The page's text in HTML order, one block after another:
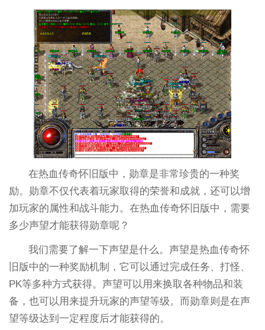
在热血传奇怀旧版中，勋章是非常珍贵的一种奖
励。勋章不仅代表着玩家取得的荣誉和成就，还可以增
加玩家的属性和战斗能力。在热血传奇怀旧版中，需要
多少声望才能获得勋章呢？
我们需要了解一下声望是什么。声望是热血传奇怀
旧版中的一种奖励机制，它可以通过完成任务、打怪、
PK等多种方式获得。声望可以用来换取各种物品和装
备，也可以用来提升玩家的声望等级。而勋章则是在声
望等级达到一定程度后才能获得的。